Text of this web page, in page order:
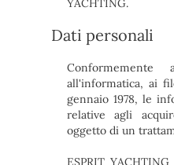
YACHTING.
Dati personali
all'informatica, ai
gennaio 1978, le
relative agli
oggetto di un
ESPRIT